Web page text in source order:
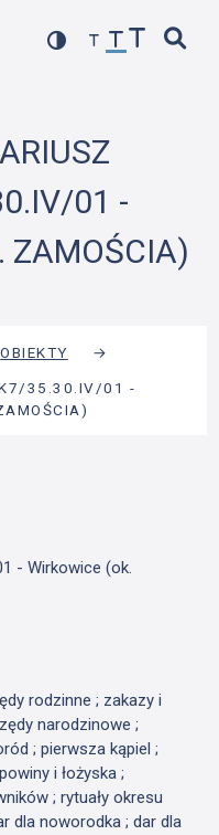
01 -
ZAMOŚCIA)
OBIEKTY
→
K7/35.30.IV/01 -
- Wirkowice (ok.
rodzinne ; zakazy i
narodzinowe ;
; pierwsza kąpiel ;
i łożyska ;
; rytuały okresu
dla noworodka ; dar dla